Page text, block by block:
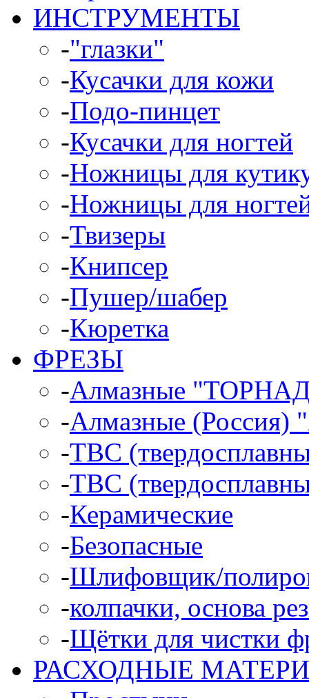
ИНСТРУМЕНТЫ
-"глазки"
-Кусачки для кожи
-Подо-пинцет
-Кусачки для ногтей
-Ножницы для
-Ножницы для
-Твизеры
-Книпсер
-Пушер/шабер
-Кюретка
ФРЕЗЫ
-Алмазные
-Алмазные (Россия)
-ТВС
-ТВС
-Керамические
-Безопасные
-Шлифовщик/
-колпачки, основа
-Щётки для чистки
РАСХОДНЫЕ